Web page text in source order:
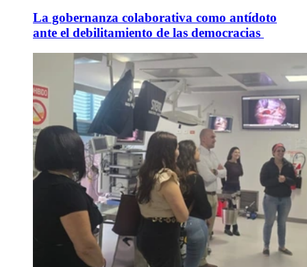
La gobernanza colaborativa como antídoto
ante el debilitamiento de las democracias